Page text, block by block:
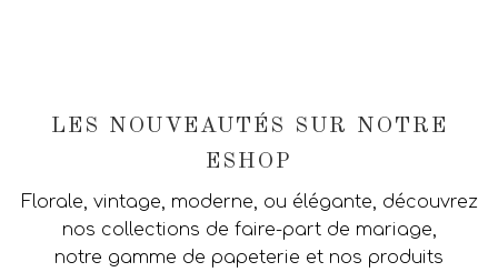
LES NOUVEAUTÉS SUR NOTRE
ESHOP
Florale, vintage, moderne, ou élégante, découvrez
nos collections de faire-part de mariage,
notre gamme de papeterie et nos produits